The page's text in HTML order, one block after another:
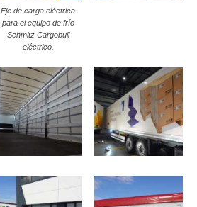
Eje de carga eléctrica
para el equipo de frío
Schmitz Cargobull
eléctrico.